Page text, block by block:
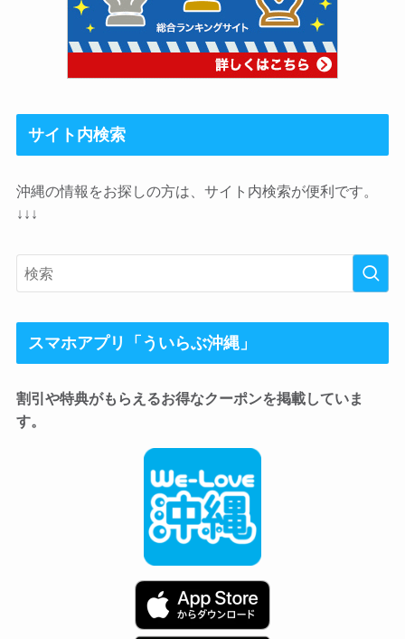
サイト内検索
沖縄の情報をお探しの方は、サイト内検索が便利です。
↓↓↓
スマホアプリ「ういらぶ沖縄」
割引や特典がもらえるお得なクーポンを掲載していま
す。